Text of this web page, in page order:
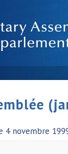
4 novembre